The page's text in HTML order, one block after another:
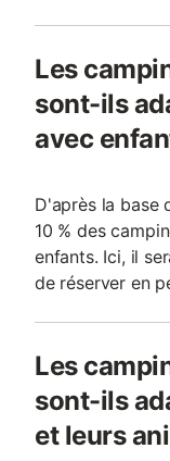
Les
sont-ils
avec
D'après la base
10 % des
enfants. Ici, il
de réserver en
Les
sont-ils
et leurs